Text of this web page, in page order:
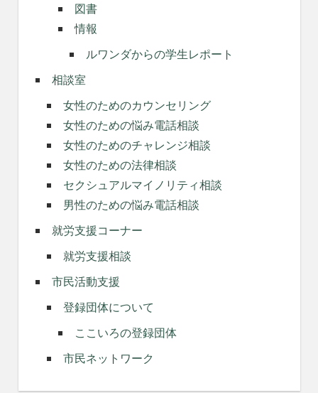
図書
情報
ルワンダからの学生レポート
相談室
女性のためのカウンセリング
女性のための悩み電話相談
女性のためのチャレンジ相談
女性のための法律相談
セクシュアルマイノリティ相談
男性のための悩み電話相談
就労支援コーナー
就労支援相談
市民活動支援
登録団体について
ここいろの登録団体
市民ネットワーク